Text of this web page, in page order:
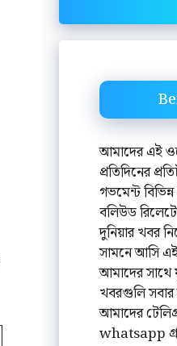
আমাদের এই
প্রতিদিনের
গভমেন্ট
বলিউড
দুনিয়ার খবর
সামনে আসি
আমাদের সাথে
খবরগুলি
আমাদের
whatsapp